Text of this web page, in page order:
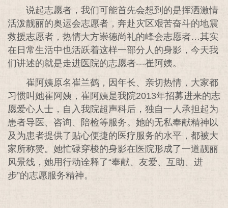
说起志愿者，我们可能首先会想到的是挥洒激情
活泼靓丽的奥运会志愿者，奔赴灾区艰苦奋斗的地震
救援志愿者，热情大方崇德尚礼的峰会志愿者…其实
在日常生活中也活跃着这样一部分人的身影，今天我
们讲述的就是走进医院的志愿者---崔阿姨。
崔阿姨原名崔兰鹤，因年长、亲切热情，大家都
习惯叫她崔阿姨，崔阿姨是我院2013年招募进来的志
愿爱心人士，自入我院超声科后，独自一人承担起为
患者导医、咨询、陪检等服务。她的无私奉献精神以
及为患者提供了贴心便捷的医疗服务的水平，都被大
家所称赞。她忙碌穿梭的身影在医院形成了一道靓丽
风景线，她用行动诠释了“奉献、友爱、互助、进
步”的志愿服务精神。